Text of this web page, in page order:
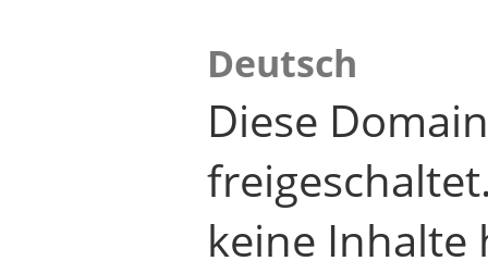
Deutsch
Diese
keine Inhalte